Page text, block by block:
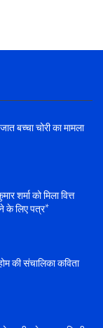
बच्चा चोरी का मामला
शर्मा को मिला वित्त
के लिए पत्र*
की संचालिका कविता